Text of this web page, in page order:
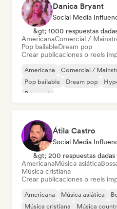
Danica Bryant
Social Media
&gt; 1000 respuestas
AmericanaComercial /
Pop bailableDream pop
Crear publicaciones o reels
Americana Comercial /
Pop bailable
Dream pop
Pop rock
Átila Castro
Social Media
&gt; 200 respuestas dadas
AmericanaMúsica asiática
Música cristiana
Crear publicaciones o reels
Americana Música asiática
Música cristiana
Música